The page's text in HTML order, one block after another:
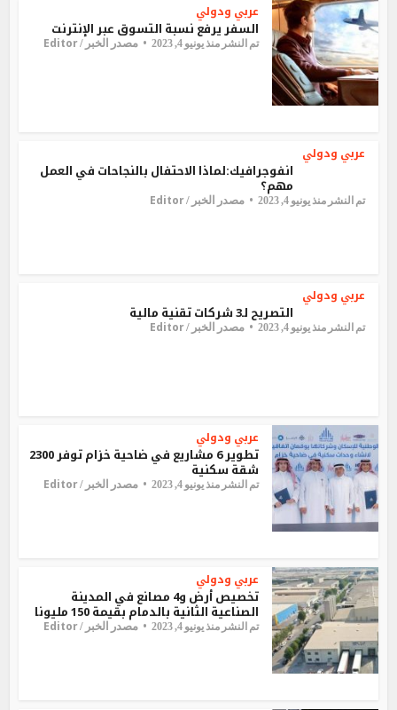
عربي ودولي
السفر يرفع نسبة التسوق عبر الإنترنت
تم النشر منذ يونيو 4, 2023 مصدر الخبر /Editor
عربي ودولي
انفوجرافيك:لماذا الاحتفال بالنجاحات في العمل
مهم؟
تم النشر منذ يونيو 4, 2023 مصدر الخبر /Editor
عربي ودولي
التصريح لـ3 شركات تقنية مالية
تم النشر منذ يونيو 4, 2023 مصدر الخبر /Editor
عربي ودولي
تطوير 6 مشاريع في ضاحية خزام توفر 2300
شقة سكنية
تم النشر منذ يونيو 4, 2023 مصدر الخبر /Editor
عربي ودولي
تخصيص أرض و4 مصانع في المدينة
الصناعية الثانية بالدمام بقيمة 150 مليونا
تم النشر منذ يونيو 4, 2023 مصدر الخبر /Editor